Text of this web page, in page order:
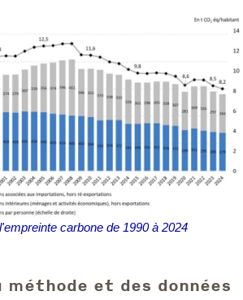
carbone de 1990 à 2024
méthode et des données